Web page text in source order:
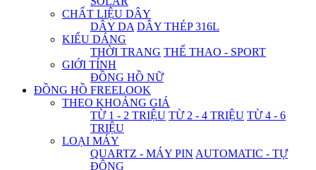
CHẤT LIỆU DÂY
DÂY DA DÂY THÉP 316L
KIỂU DÁNG
THỜI TRANG THỂ THAO - SPORT
GIỚI TÍNH
ĐỒNG HỒ NỮ
ĐỒNG HỒ FREELOOK
THEO KHOẢNG GIÁ
TỪ 1 - 2 TRIỆU TỪ 2 - 4 TRIỆU TỪ 4 - 6
TRIỆU
LOẠI MÁY
QUARTZ - MÁY PIN AUTOMATIC - TỰ
ĐỘNG